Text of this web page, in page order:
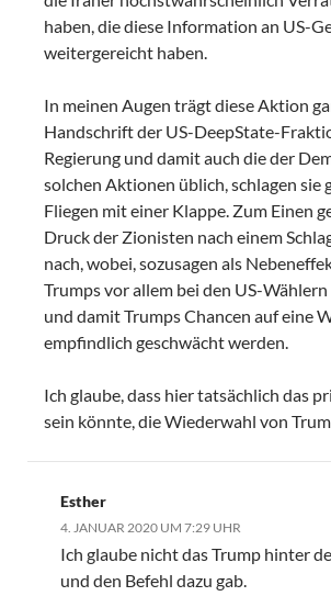
haben, die diese Information an US-
weitergereicht haben.
In meinen Augen trägt diese Aktion
Handschrift der US-DeepState-
Regierung und damit auch die der
solchen Aktionen üblich, schlagen sie
Fliegen mit einer Klappe. Zum Einen
Druck der Zionisten nach einem
nach, wobei, sozusagen als
Trumps vor allem bei den US-
und damit Trumps Chancen auf eine
empfindlich geschwächt werden.
Ich glaube, dass hier tatsächlich das
sein könnte, die Wiederwahl von
Esther
4. JANUAR 2020 UM 7:29 UHR
Ich glaube nicht das Trump hinter
und den Befehl dazu gab.